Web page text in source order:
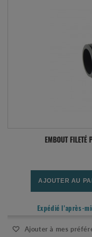
EMBOUT
AJOUTER AU
Expédié l'après-
Ajouter à mes